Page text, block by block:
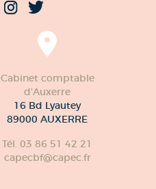
Cabinet comptable
d'Auxerre
16 Bd Lyautey
89000 AUXERRE
Tél. 03 86 51 42 21
capecbf@capec.fr